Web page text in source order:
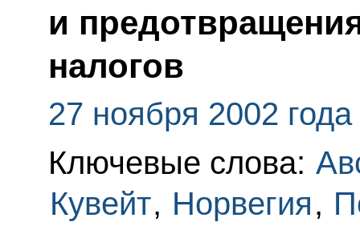
и
налогов
27 ноября 2002 года
Ключевые слова:
Кувейт, Норвегия,